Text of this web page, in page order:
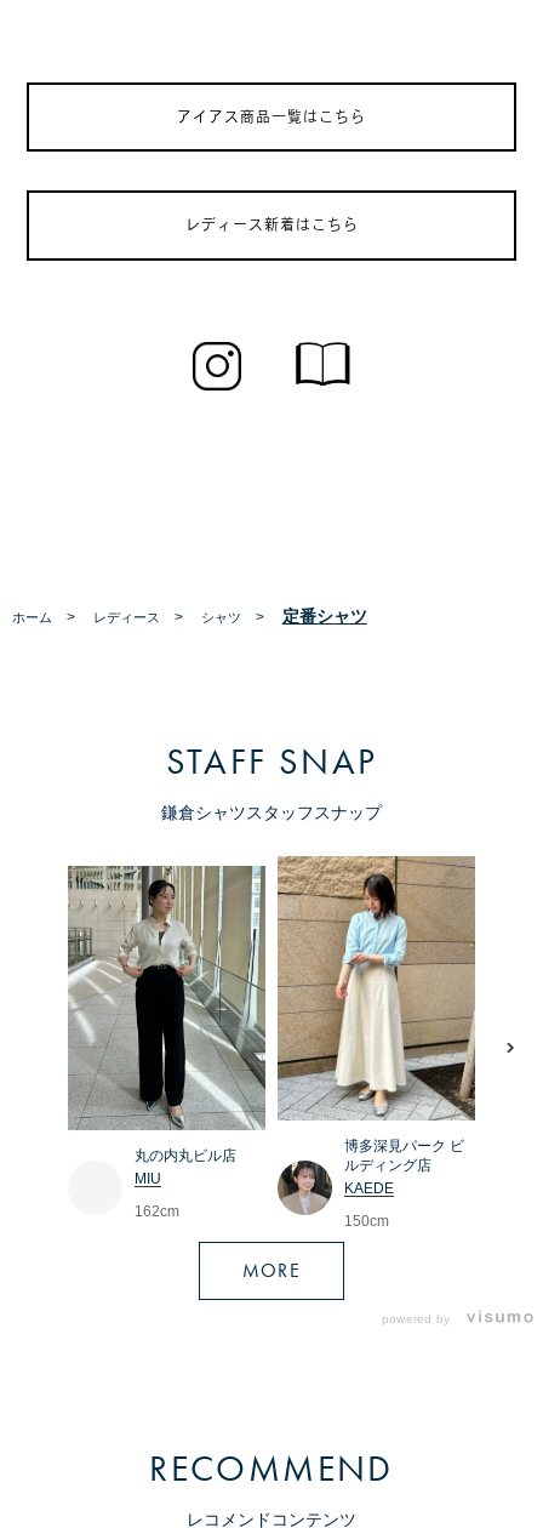
アイアス商品一覧はこちら
レディース新着はこちら
ホーム > レディース > シャツ > 定番シャツ
STAFF SNAP
鎌倉シャツスタッフスナップ
丸の内丸ビル店
MIU
162cm
博多深見パーク ビ
ルディング店
KAEDE
150cm
MORE
powered by
RECOMMEND
レコメンドコンテンツ